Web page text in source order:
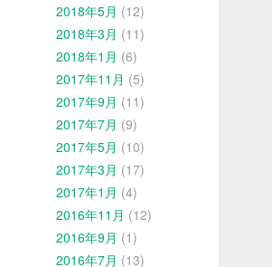
2018年5月 (12)
2018年3月 (11)
2018年1月 (6)
2017年11月 (5)
2017年9月 (11)
2017年7月 (9)
2017年5月 (10)
2017年3月 (17)
2017年1月 (4)
2016年11月 (12)
2016年9月 (1)
2016年7月 (13)